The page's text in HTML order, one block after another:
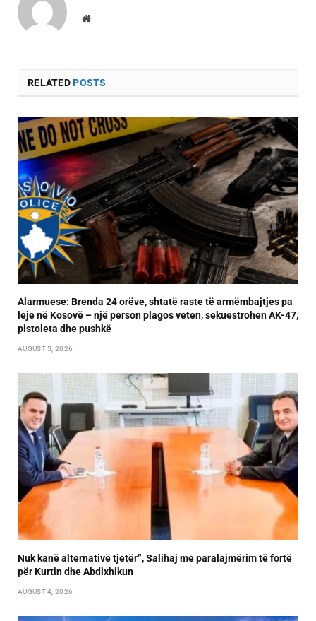
Website
RELATEDPOSTS
Alarmuese: Brenda 24 orëve, shtatë raste të armëmbajtjes pa
leje në Kosovë – një person plagos veten, sekuestrohen AK-47,
pistoleta dhe pushkë
AUGUST 5, 2026
Nuk kanë alternativë tjetër”, Salihaj me paralajmërim të fortë
për Kurtin dhe Abdixhikun
AUGUST 4, 2026